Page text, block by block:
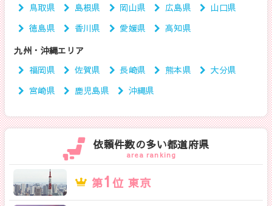
鳥取県
島根県 岡山県 広島県
山口県
徳島県
香川県 愛媛県
高知県
九州・沖縄エリア
福岡県
佐賀県 長崎県 熊本県
大分県
宮崎県
鹿児島県 沖縄県
依頼件数の多い都道府県
area ranking
第1 位 東京